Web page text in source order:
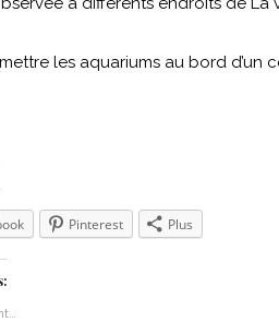
les aquariums au bord d’un
Pinterest Plus